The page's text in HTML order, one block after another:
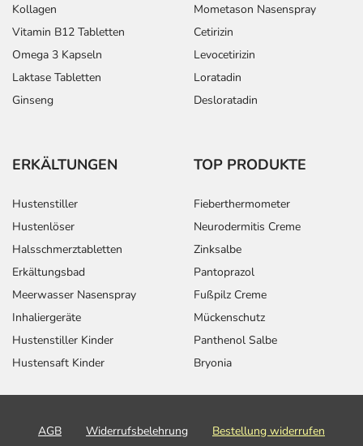
Kollagen
Vitamin B12 Tabletten
Omega 3 Kapseln
Laktase Tabletten
Ginseng
Mometason Nasenspray
Cetirizin
Levocetirizin
Loratadin
Desloratadin
ERKÄLTUNGEN
Hustenstiller
Hustenlöser
Halsschmerztabletten
Erkältungsbad
Meerwasser Nasenspray
Inhaliergeräte
Hustenstiller Kinder
Hustensaft Kinder
TOP PRODUKTE
Fieberthermometer
Neurodermitis Creme
Zinksalbe
Pantoprazol
Fußpilz Creme
Mückenschutz
Panthenol Salbe
Bryonia
AGB Widerrufsbelehrung
Bestellung widerrufen